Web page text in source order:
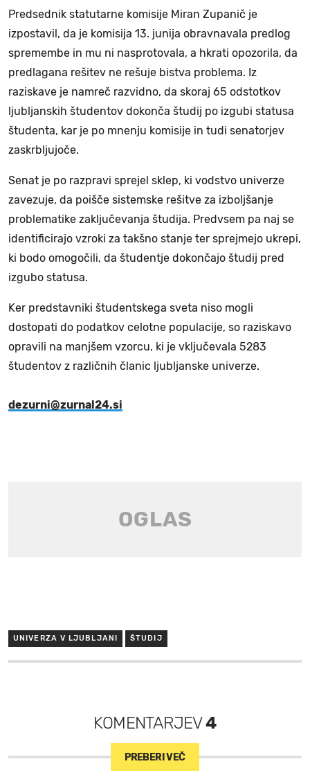
Predsednik statutarne komisije Miran Zupanič je
izpostavil, da je komisija 13. junija obravnavala predlog
spremembe in mu ni nasprotovala, a hkrati opozorila, da
predlagana rešitev ne rešuje bistva problema. Iz
raziskave je namreč razvidno, da skoraj 65 odstotkov
ljubljanskih študentov dokonča študij po izgubi statusa
študenta, kar je po mnenju komisije in tudi senatorjev
zaskrbljujoče.
Senat je po razpravi sprejel sklep, ki vodstvo univerze
zavezuje, da poišče sistemske rešitve za izboljšanje
problematike zaključevanja študija. Predvsem pa naj se
identificirajo vzroki za takšno stanje ter sprejmejo ukrepi,
ki bodo omogočili, da študentje dokončajo študij pred
izgubo statusa.
Ker predstavniki študentskega sveta niso mogli
dostopati do podatkov celotne populacije, so raziskavo
opravili na manjšem vzorcu, ki je vključevala 5283
študentov z različnih članic ljubljanske univerze.
dezurni@zurnal24.si
UNIVERZA V LJUBLJANI ŠTUDIJ
KOMENTARJEV4
PREBERI VEČ